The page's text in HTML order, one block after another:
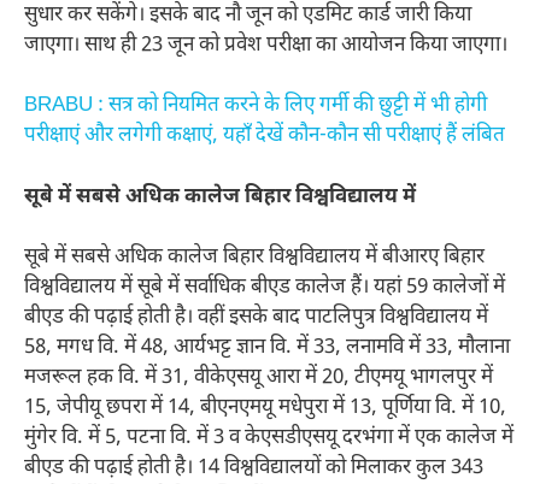
सुधार कर सकेंगे। इसके बाद नौ जून को एडमिट कार्ड जारी किया
जाएगा। साथ ही 23 जून को प्रवेश परीक्षा का आयोजन किया जाएगा।
BRABU : सत्र को नियमित करने के लिए गर्मी की छुट्टी में भी होगी
परीक्षाएं और लगेगी कक्षाएं, यहाँ देखें कौन-कौन सी परीक्षाएं हैं लंबित
सूबे में सबसे अधिक कालेज बिहार विश्वविद्यालय में
सूबे में सबसे अधिक कालेज बिहार विश्वविद्यालय में बीआरए बिहार
विश्वविद्यालय में सूबे में सर्वाधिक बीएड कालेज हैं। यहां 59 कालेजों में
बीएड की पढ़ाई होती है। वहीं इसके बाद पाटलिपुत्र विश्वविद्यालय में
58, मगध वि. में 48, आर्यभट्ट ज्ञान वि. में 33, लनामवि में 33, मौलाना
मजरूल हक वि. में 31, वीकेएसयू आरा में 20, टीएमयू भागलपुर में
15, जेपीयू छपरा में 14, बीएनएमयू मधेपुरा में 13, पूर्णिया वि. में 10,
मुंगेर वि. में 5, पटना वि. में 3 व केएसडीएसयू दरभंगा में एक कालेज में
बीएड की पढ़ाई होती है। 14 विश्वविद्यालयों को मिलाकर कुल 343